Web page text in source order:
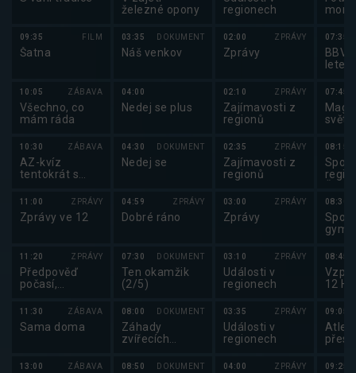
09:35 FILM
Šatna
10:05 ZÁBAVA
Všechno, co
mám ráda
10:30 ZÁBAVA
AZ-kvíz
tentokrát s
11:00 ZPRÁVY
Zprávy ve 12
11:20 ZPRÁVY
Předpověď
počasí,
zprávy,
Události v
regionech plus
11:30 ZÁBAVA
Sama doma
13:00 ZÁBAVA
železné opony
03:35 DOKUMENT
Náš venkov
04:00
Nedej se plus
04:30 DOKUMENT
Nedej se
04:59 ZPRÁVY
Dobré ráno
07:30 DOKUMENT
Ten okamžik
(2/5)
08:00 DOKUMENT
Záhady
zvířecích
08:50 DOKUMENT
regionech
02:00 ZPRÁVY
Zprávy
02:10 ZPRÁVY
Zajímavosti z
regionů
02:35 ZPRÁVY
Zajímavosti z
regionů
03:00 ZPRÁVY
Zprávy
03:10 ZPRÁVY
Události v
regionech
03:35 ZPRÁVY
Události v
regionech
04:00 ZPRÁVY
07:35
BBV
07:45
08:15
Sport
08:30
MČR
08:45
12
09:05
09:25